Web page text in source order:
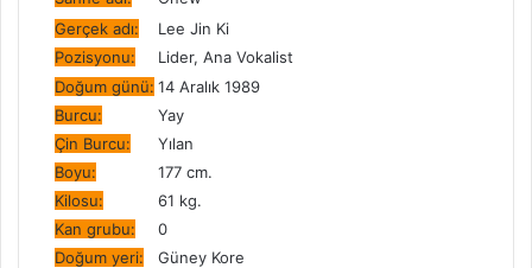
Gerçek adı:
Lee Jin Ki
Pozisyonu:
Lider, Ana Vokalist
Doğum günü: 14 Aralık 1989
Burcu:
Yay
Çin Burcu:
Yılan
Boyu:
177 cm.
Kilosu:
61 kg.
Kan grubu:
0
Doğum yeri:
Güney Kore